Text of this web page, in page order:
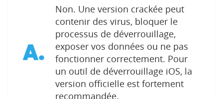
A.
Non. Une version crackée peut
contenir des virus, bloquer le
processus de déverrouillage,
exposer vos données ou ne pas
fonctionner correctement. Pour
un outil de déverrouillage iOS, la
version officielle est fortement
recommandée.